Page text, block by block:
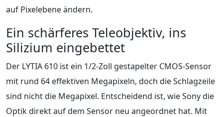
auf Pixelebene ändern.
Ein schärferes Teleobjektiv, ins
Silizium eingebettet
Der LYTIA 610 ist ein 1/2-Zoll gestapelter CMOS-Sensor
mit rund 64 effektiven Megapixeln, doch die Schlagzeile
sind nicht die Megapixel. Entscheidend ist, wie Sony die
Optik direkt auf dem Sensor neu angeordnet hat. Mit